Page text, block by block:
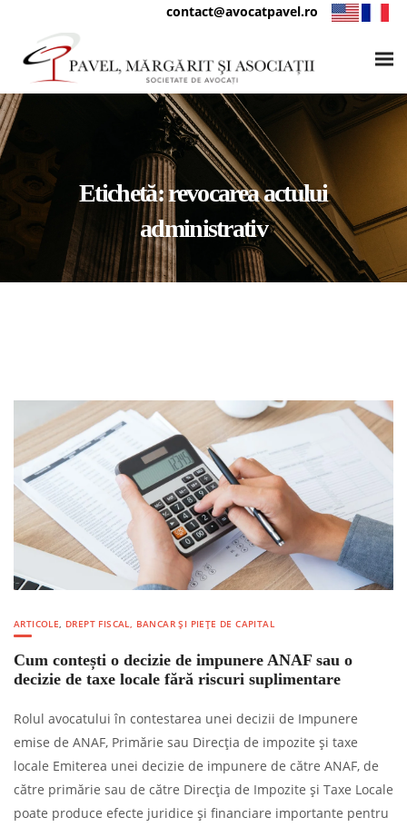
contact@avocatpavel.ro
Etichetă:revocarea actului
administrativ
ARTICOLE, DREPT FISCAL, BANCAR ȘI PIEȚE DE CAPITAL
Cum contești o decizie de impunere ANAF sau o
decizie de taxe locale fără riscuri suplimentare
Rolul avocatului în contestarea unei decizii de Impunere
emise de ANAF, Primărie sau Direcția de impozite și taxe
locale Emiterea unei decizie de impunere de către ANAF, de
către primărie sau de către Direcția de Impozite și Taxe Locale
poate produce efecte juridice și financiare importante pentru